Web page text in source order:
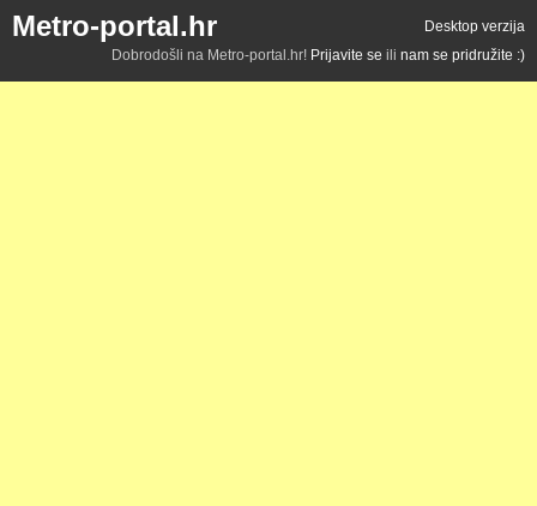
Metro-portal.hr
Desktop verzija
Dobrodošli na Metro-portal.hr! Prijavite se ili nam se pridružite :)